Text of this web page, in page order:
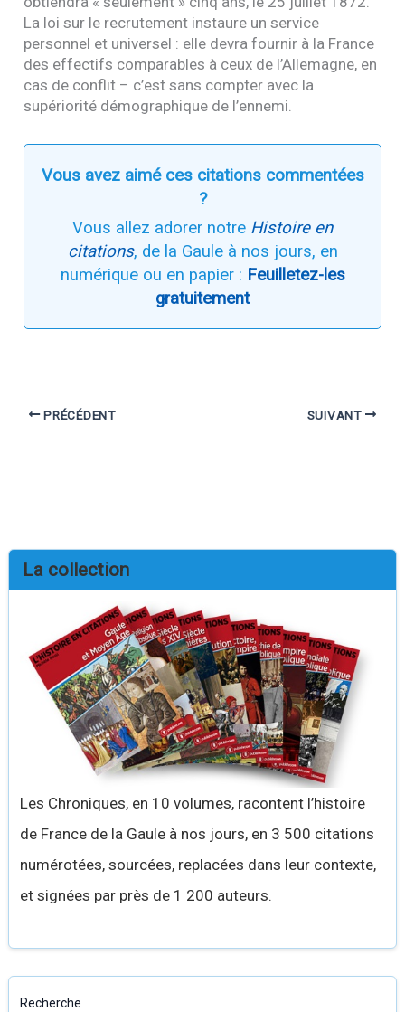
La loi sur le recrutement instaure un service
personnel et universel : elle devra fournir à la France
des effectifs comparables à ceux de l’Allemagne, en
cas de conflit – c’est sans compter avec la
supériorité démographique de l’ennemi.
Vous avez aimé ces citations commentées
?
Vous allez adorer notre Histoire en
citations, de la Gaule à nos jours, en
numérique ou en papier : Feuilletez-les
gratuitement
PRÉCÉDENT SUIVANT
La collection
Les Chroniques, en 10 volumes, racontent l’histoire
de France de la Gaule à nos jours, en 3 500 citations
numérotées, sourcées, replacées dans leur contexte,
et signées par près de 1 200 auteurs.
Recherche